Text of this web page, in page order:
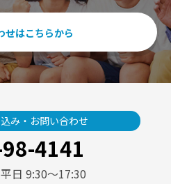
せはこちらから
み・お問い合わせ
4141
日 9:30〜17:30